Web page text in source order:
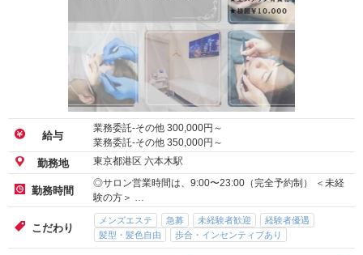
給与
業務委託-その他 300,000円～
業務委託-その他 350,000円～
勤務地 東京都港区 六本木駅
勤務時間
◎サロン営業時間は、9:00〜23:00（完全予約制） ＜未経
験の方＞ …
こだわり
メンズエステ 急募 未経験者歓迎
経験者優遇
髪型・髪色自由
歩合・インセンティブあり